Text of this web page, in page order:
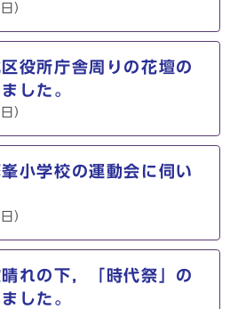
）
役所庁舎周りの花壇の
ました。
）
小学校の運動会に伺い
）
れの下，「時代祭」の
した。